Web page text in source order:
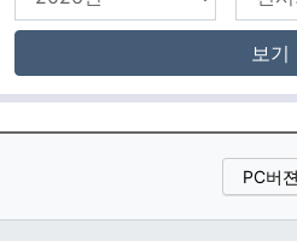
보기
PC버젼